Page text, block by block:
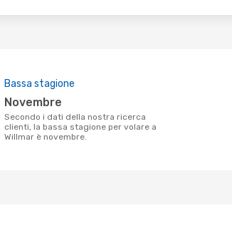
Bassa stagione
novembre
Secondo i dati della nostra ricerca
clienti, la bassa stagione per volare a
Willmar è novembre.